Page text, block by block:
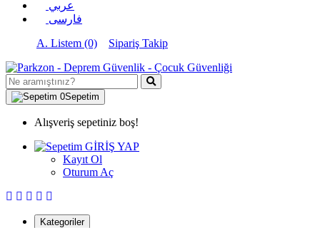
عربي
فارسی
A. Listem (0)
Sipariş Takip
0Sepetim
Alışveriş sepetiniz boş!
GİRİŞ YAP
Kayıt Ol
Oturum Aç
Kategoriler